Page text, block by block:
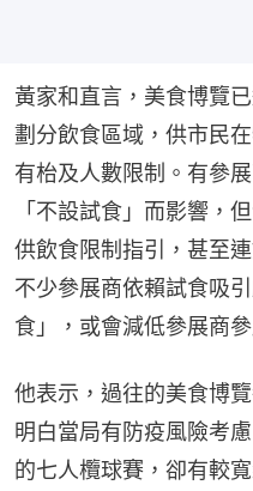
黃家和直言，美食博覽
劃分飲食區域，供市民
有枱及人數限制。有參
「不設試食」而影響，
供飲食限制指引，甚至
不少參展商依賴試食吸
食」，或會減低參展商參
他表示，過往的美食博
明白當局有防疫風險考
的七人欖球賽，卻有較